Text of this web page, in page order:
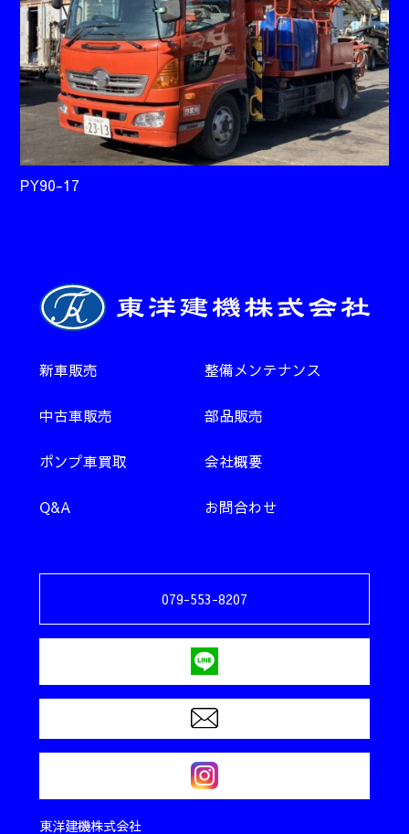
PY90-17
新車販売 整備メンテナンス
中古車販売 部品販売
ポンプ車買取 会社概要
Q&A お問合わせ
079-553-8207
東洋建機株式会社